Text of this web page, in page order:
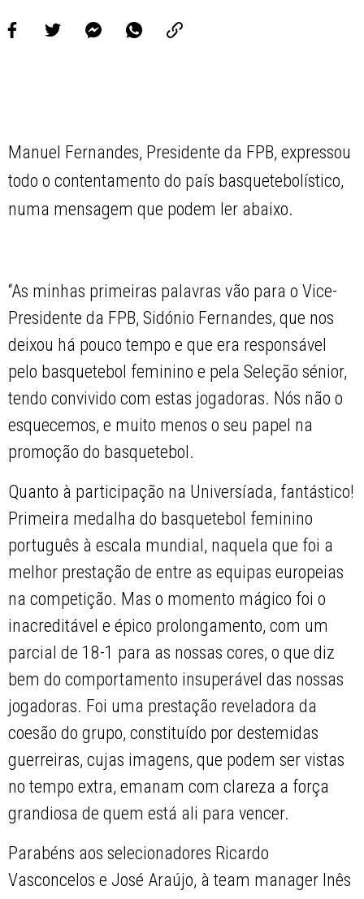
Manuel Fernandes, Presidente da FPB, expressou
todo o contentamento do país basquetebolístico,
numa mensagem que podem ler abaixo.
“As minhas primeiras palavras vão para o Vice-
Presidente da FPB, Sidónio Fernandes, que nos
deixou há pouco tempo e que era responsável
pelo basquetebol feminino e pela Seleção sénior,
tendo convivido com estas jogadoras. Nós não o
esquecemos, e muito menos o seu papel na
promoção do basquetebol.
Quanto à participação na Universíada, fantástico!
Primeira medalha do basquetebol feminino
português à escala mundial, naquela que foi a
melhor prestação de entre as equipas europeias
na competição. Mas o momento mágico foi o
inacreditável e épico prolongamento, com um
parcial de 18-1 para as nossas cores, o que diz
bem do comportamento insuperável das nossas
jogadoras. Foi uma prestação reveladora da
coesão do grupo, constituído por destemidas
guerreiras, cujas imagens, que podem ser vistas
no tempo extra, emanam com clareza a força
grandiosa de quem está ali para vencer.
Parabéns aos selecionadores Ricardo
Vasconcelos e José Araújo, à team manager Inês